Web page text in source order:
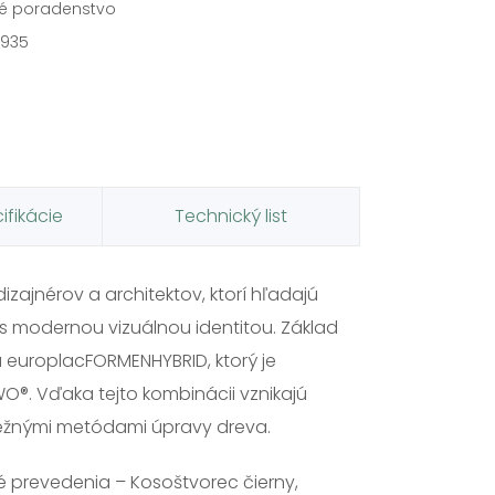
poradenstvo
Technický list
a architektov, ktorí hľadajú
modernou vizuálnou identitou. Základ
ktorý je
Vďaka tejto kombinácii vznikajú
metódami úpravy dreva.
– Kosoštvorec čierny,